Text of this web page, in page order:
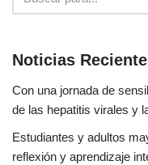
Noticias
Con una jornada de
de las hepatitis virales y
Estudiantes y adultos
reflexión y aprendizaje